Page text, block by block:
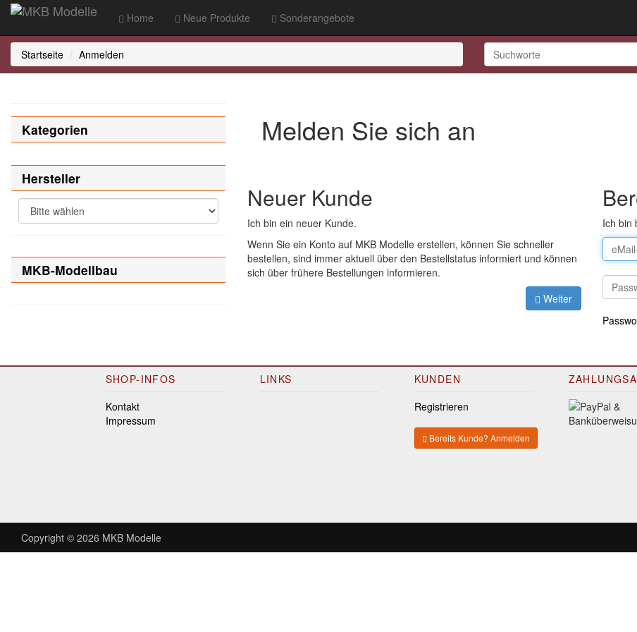
Home Neue Produkte Sonderangebote
Startseite Anmelden
Melden Sie sich an
Neuer Kunde
Ich bin ein neuer Kunde.
Wenn Sie ein Konto auf MKB Modelle erstellen, können Sie schneller
bestellen, sind immer aktuell über den Bestellstatus informiert und können
sich über frühere Bestellungen informieren.
Weiter
Ich bin
Kategorien
Hersteller
MKB-Modellbau
SHOP-INFOS
Kontakt
Impressum
LINKS
KUNDEN
Registrieren
Bereits Kunde? Anmelden
Copyright © 2026 MKB Modelle